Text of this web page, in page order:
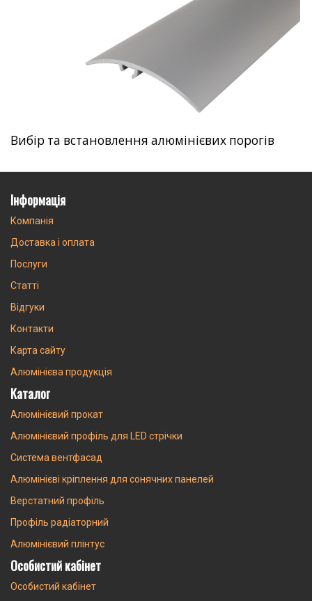
Вибір та встановлення алюмінієвих порогів
Інформація
Компанія
Доставка і оплата
Послуги
Статті
Відгуки
Контакти
Карта сайту
Алюмінієва продукція
Каталог
Алюмінієвий прокат
Алюмінієвий профіль для LED стрічки
Система вентфасад
Алюмінієві кріплення для сонячних панелей
Верстатний профіль
Профіль радіаторний
Алюмінієвий плінтус
Особистий кабінет
Особистий кабінет